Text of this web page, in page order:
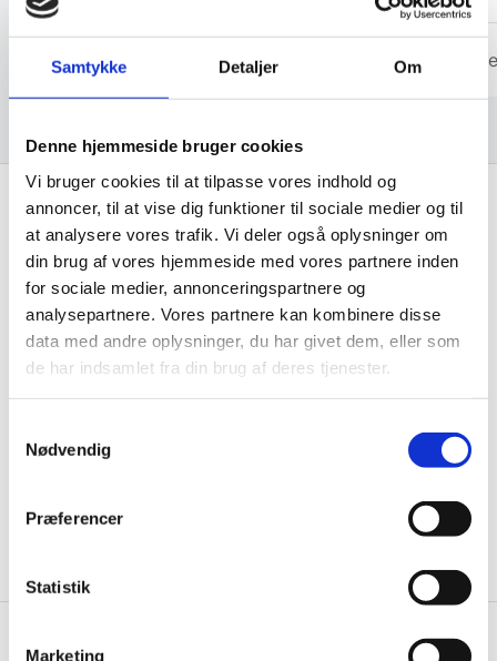
Samtykke Detaljer Om
Denne hjemmeside bruger cookies
Vi bruger cookies til at tilpasse vores indhold og
annoncer, til at vise dig funktioner til sociale medier og til
at analysere vores trafik. Vi deler også oplysninger om
din brug af vores hjemmeside med vores partnere inden
for sociale medier, annonceringspartnere og
analysepartnere. Vores partnere kan kombinere disse
data med andre oplysninger, du har givet dem, eller som
de har indsamlet fra din brug af deres tjenester.
Nødvendig
Præferencer
Statistik
Marketing
Få de bedste tilbud først!
Husk at tilmelde dig vores nyhedsbrev og vær først
til de bedste tilbud. Og bare rolig, vi spammer dig
ikke, men sender kun relevante tilbud og